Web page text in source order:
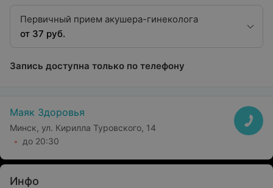
Первичный прием акушера-гинеколога
от 37 руб.
Запись доступна только по телефону
Маяк Здоровья
Минск, ул. Кирилла Туровского, 14
до 20:30
Инфо